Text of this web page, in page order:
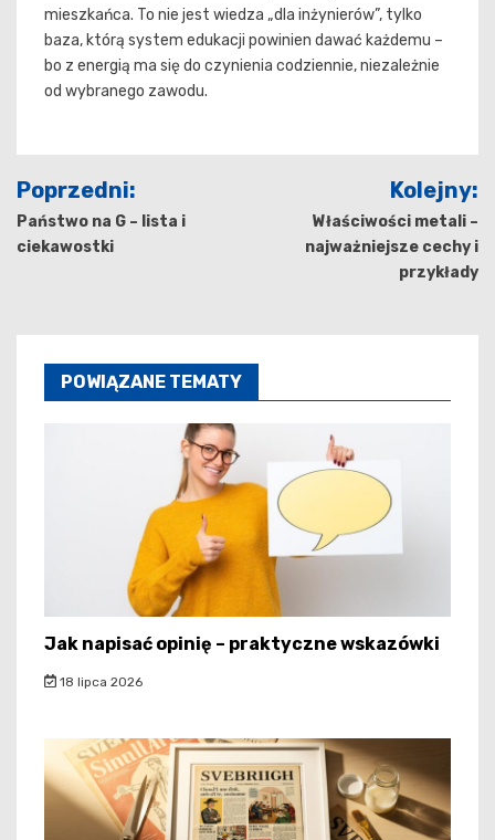
mieszkańca. To nie jest wiedza „dla inżynierów”, tylko
baza, którą system edukacji powinien dawać każdemu –
bo z energią ma się do czynienia codziennie, niezależnie
od wybranego zawodu.
Nawigacja
wpisu
Poprzedni:
Państwo na G – lista i
ciekawostki
Kolejny:
Właściwości metali –
najważniejsze cechy i
przykłady
POWIĄZANE TEMATY
Jak napisać opinię – praktyczne wskazówki
18 lipca 2026